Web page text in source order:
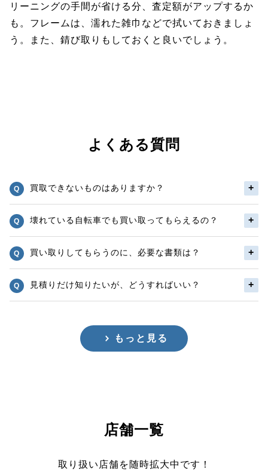
リーニングの手間が省ける分、査定額がアップするか
も。フレームは、濡れた雑巾などで拭いておきましょ
う。また、錆び取りもしておくと良いでしょう。
よくある質問
買取できないものはありますか？
壊れている自転車でも買い取ってもらえるの？
買い取りしてもらうのに、必要な書類は？
見積りだけ知りたいが、どうすればいい？
もっと見る
店舗一覧
取り扱い店舗を随時拡大中です！